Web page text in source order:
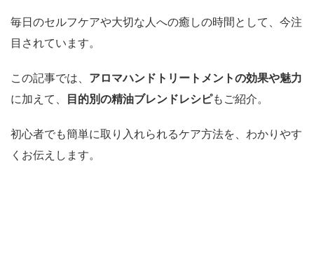
毎日のセルフケアや大切な人への癒しの時間として、今注
目されています。
この記事では、 アロマハンドトリートメントの効果や魅力
に加えて、 目的別の精油ブレンドレシピもご紹介。
初心者でも簡単に取り入れられるケア方法を、わかりやす
くお伝えします。